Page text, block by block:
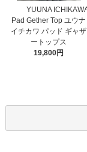
YUUNA
Pad Gether Top ユウナ
イチカワ パッド ギャザ
ートップス
19,800円